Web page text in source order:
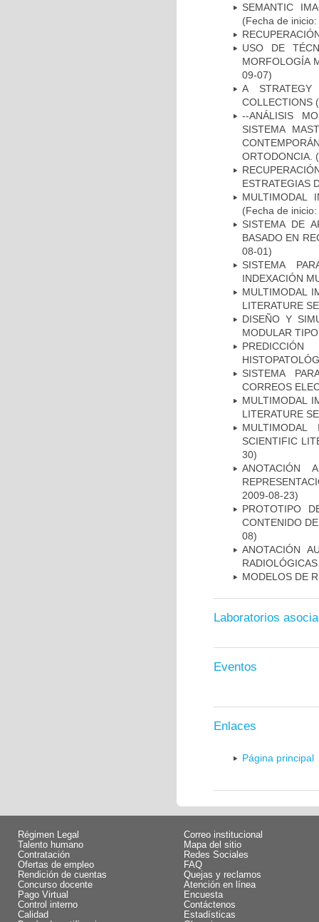
SEMANTIC
(Fecha de
USO DE
MORFOLOGÍA
09-07)
A STRATEGY
COLLECTIONS
--ANÁLISIS
SISTEMA
ORTODONCIA.
ESTRATEGIAS
MULTIMODAL
(Fecha de
SISTEMA DE
BASADO EN
08-01)
SISTEMA
INDEXACIÓN
MULTIMODAL
LITERATURE
DISEÑO Y
MODULAR
SISTEMA
CORREOS
MULTIMODAL
LITERATURE
SCIENTIFIC
30)
ANOTACIÓN
2009-08-23)
PROTOTIPO
CONTENIDO
08)
ANOTACIÓN
MODELOS DE
Laboratorios
Eventos
Enlaces
Página principal
Régimen Legal
Talento humano
Contratación
Ofertas de empleo
Rendición de cuentas
Concurso docente
Pago Virtual
Control interno
Calidad
Correo institucional
Mapa del sitio
Redes Sociales
FAQ
Quejas y reclamos
Atención en línea
Encuesta
Contáctenos
Estadísticas